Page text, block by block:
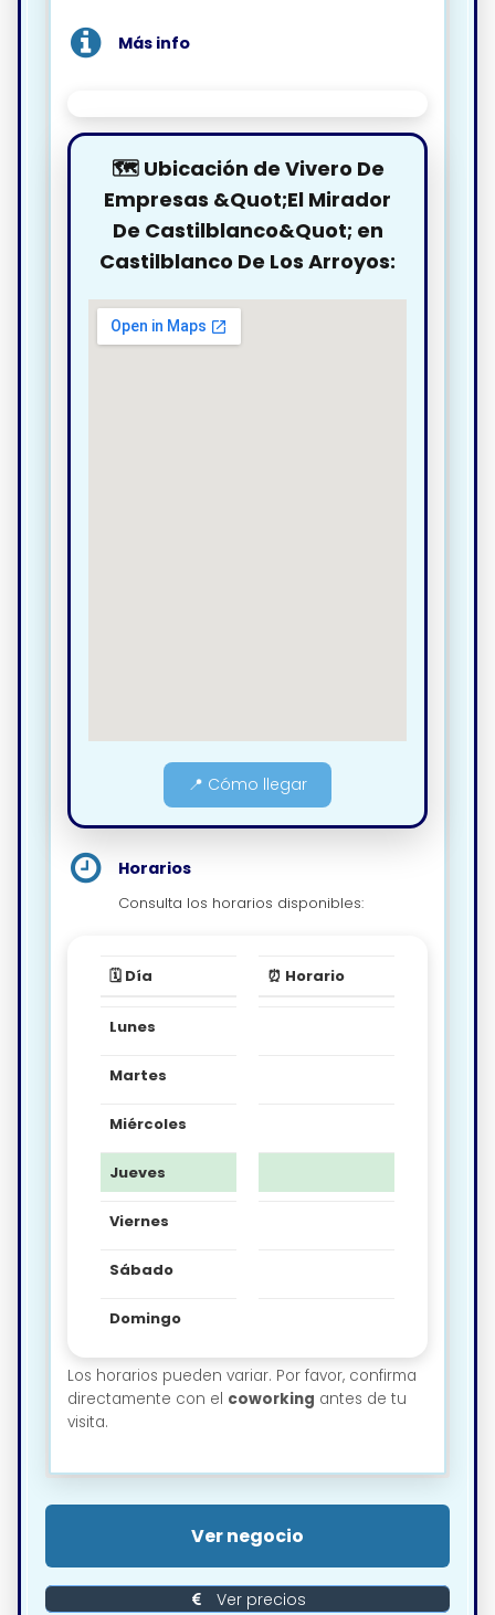
Más info
🗺️ Ubicación de Vivero De
Empresas &Quot;El Mirador
De Castilblanco&Quot; en
Castilblanco De Los Arroyos:
📍 Cómo llegar
Horarios
Consulta los horarios disponibles:
🗓️ Día ⏰ Horario
Lunes
Martes
Miércoles
Jueves
Viernes
Sábado
Domingo
Los horarios pueden variar. Por favor, confirma
directamente con el coworking antes de tu
visita.
Ver negocio
Ver precios